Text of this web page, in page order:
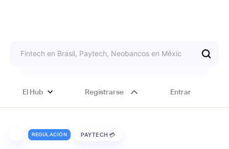
El Hub Registrarse Entrar
REGULACIÓN PAYTECH 💳